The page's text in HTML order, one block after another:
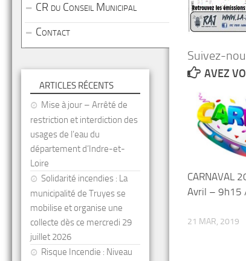
Suivez-
AVEZ
CARNAVAL
Avril – 9h15
21 MAR, 2019
CR du Conseil Municipal
Contact
ARTICLES RÉCENTS
Mise à jour – Arrêté de
restriction et interdiction des
usages de l’eau du
département d’Indre-et-
Loire
Solidarité incendies : La
municipalité de Truyes se
mobilise et organise une
collecte dès ce mercredi 29
juillet 2026
Risque Incendie : Niveau